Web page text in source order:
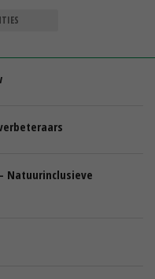
Natuurinclusieve